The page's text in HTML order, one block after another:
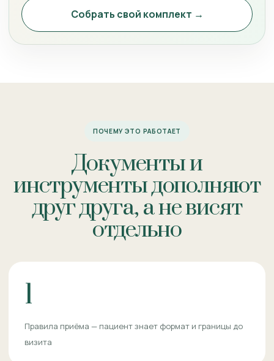
Собрать свой комплект →
ПОЧЕМУ ЭТО РАБОТАЕТ
Документы и
инструменты дополняют
друг друга, а не висят
отдельно
1
Правила приёма — пациент знает формат и границы до
визита